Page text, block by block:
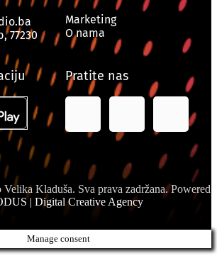
77230
Marketing
O nama
Pratite nas
Kladuša. Sva prava zadržana. Powered
| Digital Creative Agency
Manage consent